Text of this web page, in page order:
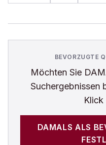
BEVORZUGTE
Möchten Sie
Suchergebnissen
Klick
DAMALS ALS